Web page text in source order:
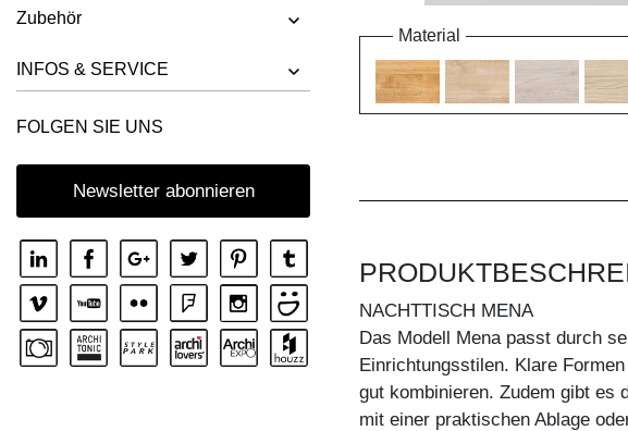
Zubehör
INFOS & SERVICE
FOLGEN SIE UNS
Newsletter abonnieren
Material
NACHTTISCH MENA
Das Modell Mena passt durch
Einrichtungsstilen. Klare
gut kombinieren. Zudem gibt es
mit einer praktischen Ablage